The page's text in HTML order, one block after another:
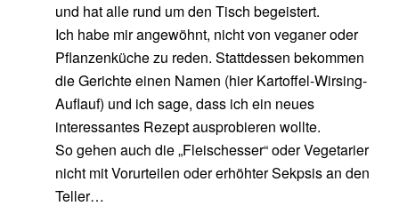
und hat alle rund um den Tisch begeistert.
Ich habe mir angewöhnt, nicht von veganer oder
Pflanzenküche zu reden. Stattdessen bekommen
die Gerichte einen Namen (hier Kartoffel-Wirsing-
Auflauf) und ich sage, dass ich ein neues
interessantes Rezept ausprobieren wollte.
So gehen auch die „Fleischesser“ oder Vegetarier
nicht mit Vorurteilen oder erhöhter Sekpsis an den
Teller…